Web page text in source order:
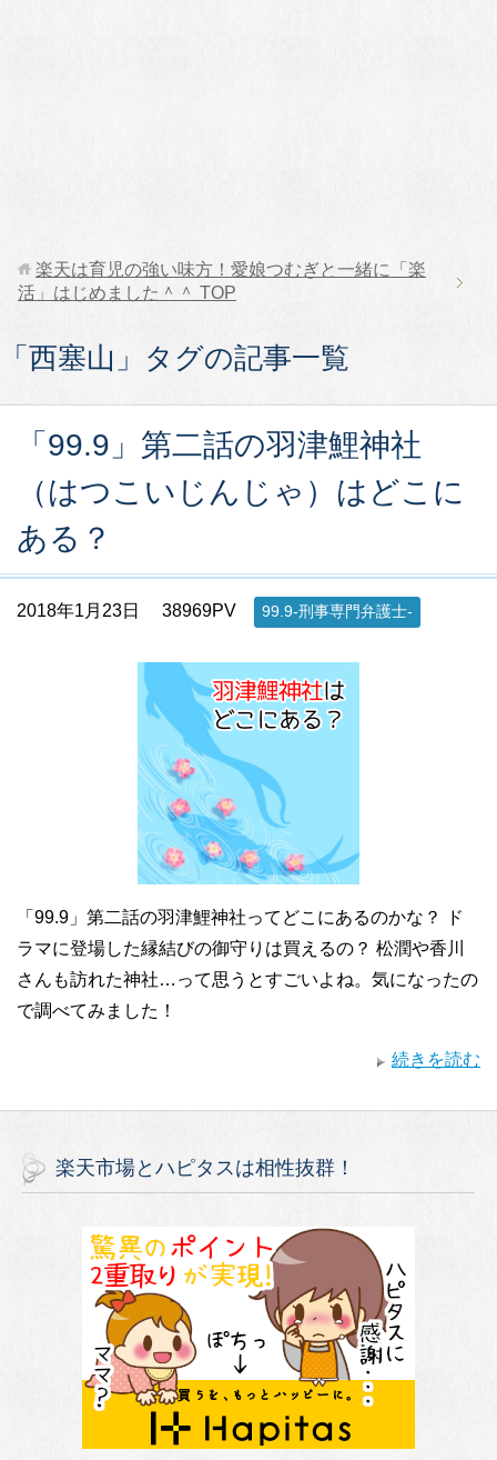
楽天は育児の強い味方！愛娘つむぎと一緒に「楽
活」はじめました＾＾ TOP
「西塞山」タグの記事一覧
「99.9」第二話の羽津鯉神社
（はつこいじんじゃ）はどこに
ある？
2018年1月23日 38969PV 99.9-刑事専門弁護士-
「99.9」第二話の羽津鯉神社ってどこにあるのかな？ ド
ラマに登場した縁結びの御守りは買えるの？ 松潤や香川
さんも訪れた神社…って思うとすごいよね。気になったの
で調べてみました！
続きを読む
楽天市場とハピタスは相性抜群！